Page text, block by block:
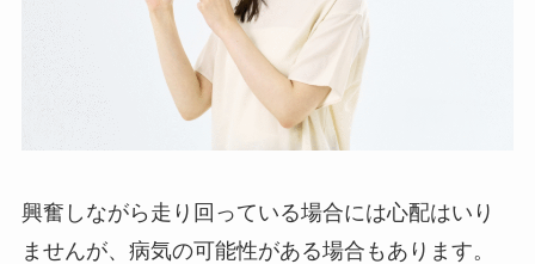
興奮しながら走り回っている場合には心配はいり
ませんが、病気の可能性がある場合もあります。